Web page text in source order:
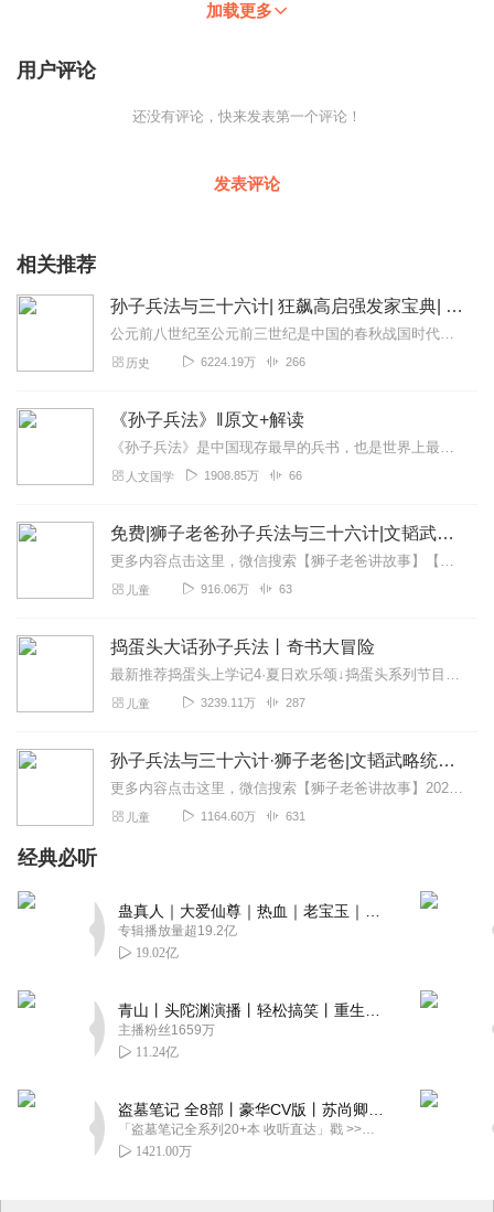
加载更多
用户评论
还没有评论，快来发表第一个评论！
发表评论
相关推荐
孙子兵法与三十六计| 狂飙高启强发家宝典| 读懂政治、军事与各阶层人物彼此间的谋略智慧与博弈
公元前八世纪至公元前三世纪是中国的春秋战国时代，这是一个战争伴随着变革，动荡伴随着创新的时代，在这个强者生、弱者亡，智者兴、愚者衰的时代里，我们的祖先用他们的智...
历史 6224.19万 266
《孙子兵法》‖原文+解读
《孙子兵法》是中国现存最早的兵书，也是世界上最早的军事著作，早于克劳塞维茨《战争论》约2300年，被誉为“兵学圣典”。现存共有六千字左右，一共十三篇。作者为春秋...
人文国学 1908.85万 66
免费|狮子老爸孙子兵法与三十六计|文韬武略统统拿下
更多内容点击这里，微信搜索【狮子老爸讲故事】【大明皇帝朱元璋】最新专辑:一开局一个碗，小乞丐如何夺天下?【四大名著全篇】一次畅听西游、三国、水浒、红楼经典名著全...
儿童 916.06万 63
捣蛋头大话孙子兵法丨奇书大冒险
最新推荐捣蛋头上学记4·夏日欢乐颂↓捣蛋头系列节目，点击链接即可跳转↓捣蛋头上学记1·魔法棒棒老师捣蛋头上学记2·魔法棒棒老师捣蛋头上学记3·神奇心愿篇爆笑来袭...
儿童 3239.11万 287
孙子兵法与三十六计·狮子老爸|文韬武略统统拿下
更多内容点击这里，微信搜索【狮子老爸讲故事】2026暑假去哪玩？看什么？和狮爸一起重走水浒路～【大明皇帝朱元璋】最新专辑:一开局一个碗，小乞丐如何夺天下?【四大...
儿童 1164.60万 631
经典必听
专辑播放量超19.2亿
19.02亿
主播粉丝1659万
11.24亿
「盗墓笔记全系列20+本 收听直达」戳 >>改编自南派三叔同名作品，腾讯音乐娱乐集团出品，冠声文化制作，...
1421.00万